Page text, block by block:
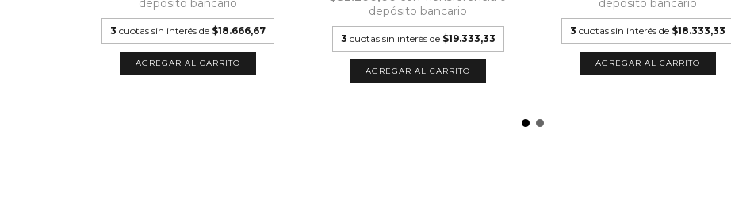
depósito bancario
3 cuotas sin interés de $18.666,67
depósito bancario
3 cuotas sin interés de $19.333,33
depósito bancario
3 cuotas sin interés de $18.333,33